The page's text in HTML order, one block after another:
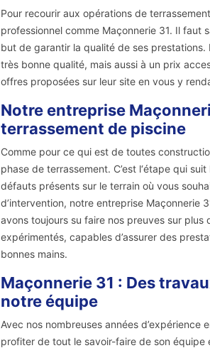
Pour recourir aux opérations de
professionnel comme Maçonnerie 31. Il
but de garantir la qualité de ses
très bonne qualité, mais aussi à un prix
offres proposées sur leur site en vous y
Notre entreprise
terrassement de piscine
Comme pour ce qui est de toutes
phase de terrassement. C’est l‘étape qui
défauts présents sur le terrain où vous
d’intervention, notre entreprise Maçonnerie
avons toujours su faire nos preuves sur
expérimentés, capables d’assurer des
bonnes mains.
Maçonnerie 31 : Des
notre équipe
Avec nos nombreuses années
profiter de tout le savoir-faire de son